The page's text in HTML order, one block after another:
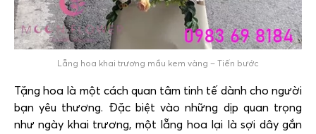
Lẵng hoa khai trương mầu kem vàng – Tiến bước
Tặng hoa là một cách quan tâm tinh tế dành cho người
bạn yêu thương. Đặc biệt vào những dịp quan trọng
như ngày khai trương, một lẵng hoa lại là sợi dây gắn